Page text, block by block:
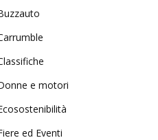
e motori
ed Eventi